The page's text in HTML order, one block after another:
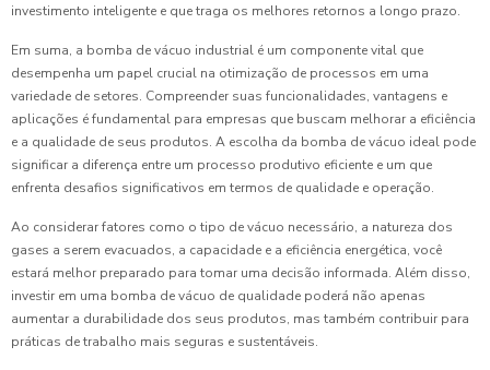
investimento inteligente e que traga os melhores retornos a longo prazo.
Em suma, a bomba de vácuo industrial é um componente vital que
desempenha um papel crucial na otimização de processos em uma
variedade de setores. Compreender suas funcionalidades, vantagens e
aplicações é fundamental para empresas que buscam melhorar a eficiência
e a qualidade de seus produtos. A escolha da bomba de vácuo ideal pode
significar a diferença entre um processo produtivo eficiente e um que
enfrenta desafios significativos em termos de qualidade e operação.
Ao considerar fatores como o tipo de vácuo necessário, a natureza dos
gases a serem evacuados, a capacidade e a eficiência energética, você
estará melhor preparado para tomar uma decisão informada. Além disso,
investir em uma bomba de vácuo de qualidade poderá não apenas
aumentar a durabilidade dos seus produtos, mas também contribuir para
práticas de trabalho mais seguras e sustentáveis.